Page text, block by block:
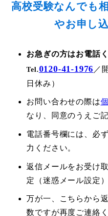
高校受験なんでも
やお申し
お急ぎの方はお電話く
Tel.0120-41-1976 ／
日休み）
お問い合わせの際は
なり、同意のうえご
電話番号欄には、必
力ください。
返信メールをお受け
定（迷惑メール設定
万が一、こちらから
数ですが再度ご連絡く